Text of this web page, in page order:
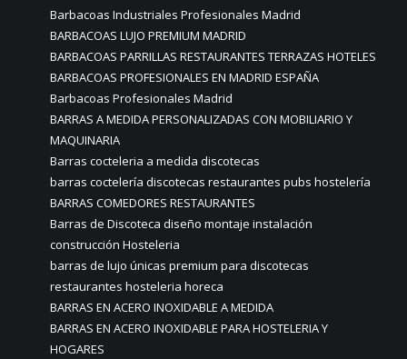
Barbacoas Industriales Profesionales Madrid
BARBACOAS LUJO PREMIUM MADRID
BARBACOAS PARRILLAS RESTAURANTES TERRAZAS HOTELES
BARBACOAS PROFESIONALES EN MADRID ESPAÑA
Barbacoas Profesionales Madrid
BARRAS A MEDIDA PERSONALIZADAS CON MOBILIARIO Y
MAQUINARIA
Barras cocteleria a medida discotecas
barras coctelería discotecas restaurantes pubs hostelería
BARRAS COMEDORES RESTAURANTES
Barras de Discoteca diseño montaje instalación
construcción Hosteleria
barras de lujo únicas premium para discotecas
restaurantes hosteleria horeca
BARRAS EN ACERO INOXIDABLE A MEDIDA
BARRAS EN ACERO INOXIDABLE PARA HOSTELERIA Y
HOGARES